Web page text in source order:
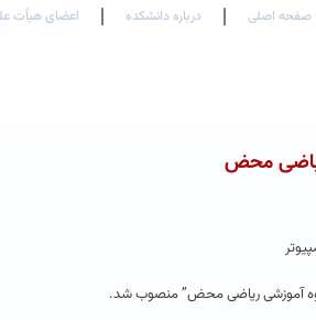
صفحه اصلی درباره دانشکده اعضای هیأت
محض
گروه آموزشی ریاضی محض” منصوب شد.